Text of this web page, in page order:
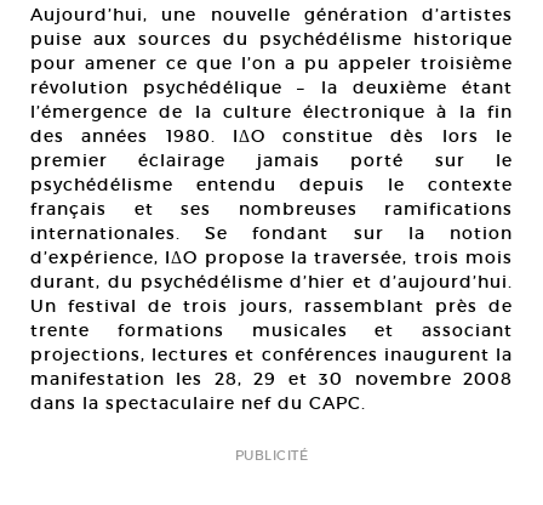
Aujourd’hui, une nouvelle génération d’artistes
puise aux sources du psychédélisme historique
pour amener ce que l’on a pu appeler troisième
révolution psychédélique – la deuxième étant
l’émergence de la culture électronique à la fin
des années 1980. IΔO constitue dès lors le
premier éclairage jamais porté sur le
psychédélisme entendu depuis le contexte
français et ses nombreuses ramifications
internationales. Se fondant sur la notion
d’expérience, IΔO propose la traversée, trois mois
durant, du psychédélisme d’hier et d’aujourd’hui.
Un festival de trois jours, rassemblant près de
trente formations musicales et associant
projections, lectures et conférences inaugurent la
manifestation les 28, 29 et 30 novembre 2008
dans la spectaculaire nef du CAPC.
PUBLICITÉ